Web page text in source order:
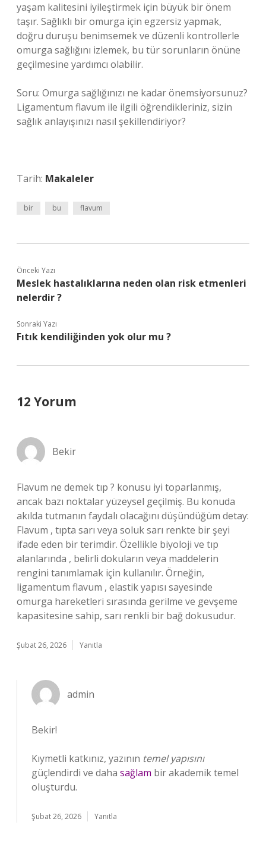
yaşam kalitesini iyileştirmek için büyük bir önem
taşır. Sağlıklı bir omurga için egzersiz yapmak,
doğru duruşu benimsemek ve düzenli kontrollerle
omurga sağlığını izlemek, bu tür sorunların önüne
geçilmesine yardımcı olabilir.
Soru: Omurga sağlığınızı ne kadar önemsiyorsunuz?
Ligamentum flavum ile ilgili öğrendikleriniz, sizin
sağlık anlayışınızı nasıl şekillendiriyor?
Tarih: Makaleler
bir bu flavum
Önceki Yazı
Meslek hastalıklarına neden olan risk etmenleri
nelerdir ?
Sonraki Yazı
Fıtık kendiliğinden yok olur mu ?
12 Yorum
Bekir
Flavum ne demek tıp ? konusu iyi toparlanmış,
ancak bazı noktalar yüzeysel geçilmiş. Bu konuda
akılda tutmanın faydalı olacağını düşündüğüm detay:
Flavum , tıpta sarı veya soluk sarı renkte bir şeyi
ifade eden bir terimdir. Özellikle biyoloji ve tıp
alanlarında , belirli dokuların veya maddelerin
rengini tanımlamak için kullanılır. Örneğin,
ligamentum flavum , elastik yapısı sayesinde
omurga hareketleri sırasında gerilme ve gevşeme
kapasitesine sahip, sarı renkli bir bağ dokusudur.
Şubat 26, 2026 Yanıtla
admin
Bekir!
Kıymetli katkınız, yazının temel yapısını
güçlendirdi ve daha sağlam bir akademik temel
oluşturdu.
Şubat 26, 2026 Yanıtla